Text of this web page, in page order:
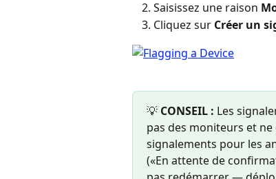
Saisissez une raison
Cliquez sur Créer un
💡 CONSEIL : Les
pas des moniteurs et
signalements pour les
(«En attente de